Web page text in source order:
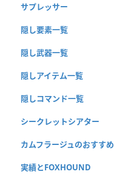
サプレッサー
隠し要素一覧
隠し武器一覧
隠しアイテム一覧
隠しコマンド一覧
シークレットシアター
カムフラージュのおすすめ
実績とFOXHOUND